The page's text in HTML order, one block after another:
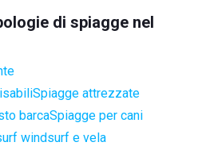
di spiagge nel
Spiagge attrezzate
barcaSpiagge per cani
windsurf e vela